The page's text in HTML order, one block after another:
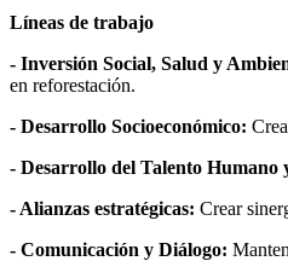
Líneas de trabajo
- Inversión Social, Salud y
en reforestación.
- Desarrollo Socioeconómico:
- Desarrollo del Talento Humano
- Alianzas estratégicas: Crear
- Comunicación y Diálogo: